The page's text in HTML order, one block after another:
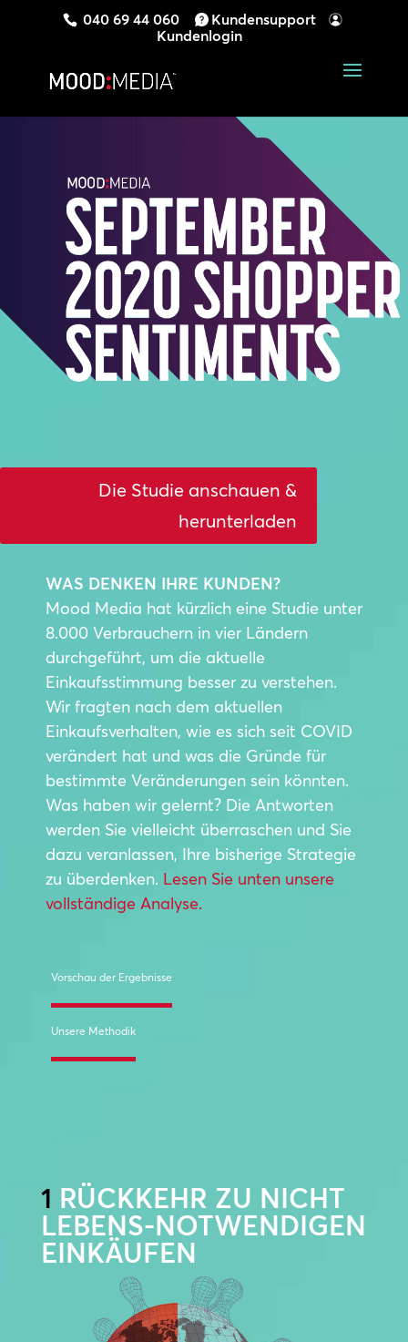
040 69 44 060
Kundensupport
Kundenlogin
Die Studie anschauen &
herunterladen
WAS DENKEN IHRE KUNDEN?
Mood Media hat kürzlich eine Studie unter
8.000 Verbrauchern in vier Ländern
durchgeführt, um die aktuelle
Einkaufsstimmung besser zu verstehen.
Wir fragten nach dem aktuellen
Einkaufsverhalten, wie es sich seit COVID
verändert hat und was die Gründe für
bestimmte Veränderungen sein könnten.
Was haben wir gelernt? Die Antworten
werden Sie vielleicht überraschen und Sie
dazu veranlassen, Ihre bisherige Strategie
zu überdenken. Lesen Sie unten unsere
vollständige Analyse.
Vorschau der Ergebnisse
Unsere Methodik
1 RÜCKKEHR ZU NICHT
LEBENS-NOTWENDIGEN
EINKÄUFEN